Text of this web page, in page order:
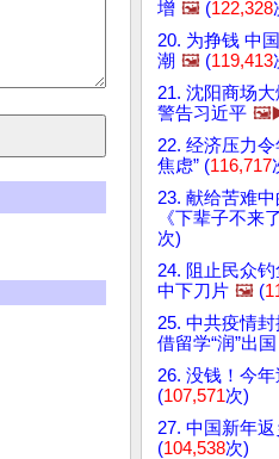
增 🖼️ (122,328
20. 为挣钱 中
潮 🖼️ (119,413
21. 沈阳商场
警告习近平
22. 经济压力
焦虑” (116,717
23. 献给苦难
《下辈子不来了
次)
24. 阻止民众
中下刀片 🖼️ (
25. 中共疫情
借留学“润”出国
26. 没钱！今
(107,571次)
27. 中国新年返
(104,538次)